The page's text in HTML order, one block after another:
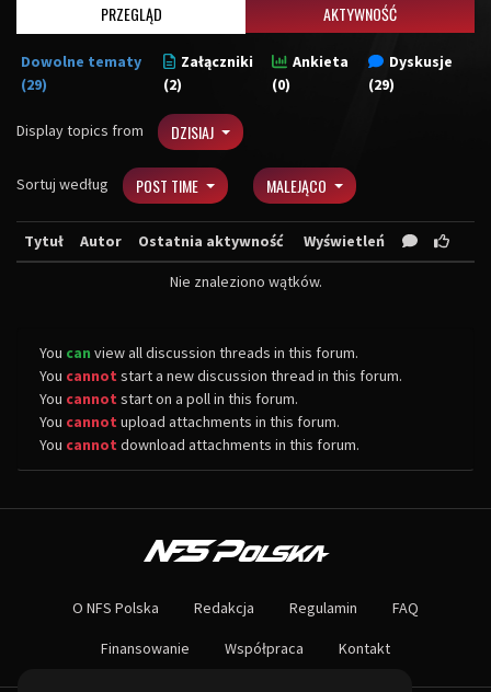
PRZEGLĄD AKTYWNOŚĆ
Dowolne tematy
(29)
Załączniki
(2)
Ankieta
(0)
Dyskusje
(29)
Display topics from DZISIAJ
Sortuj według POST TIME MALEJĄCO
Tytuł Autor Ostatnia aktywność Wyświetleń
Nie znaleziono wątków.
You can view all discussion threads in this forum.
You cannot start a new discussion thread in this forum.
You cannot start on a poll in this forum.
You cannot upload attachments in this forum.
You cannot download attachments in this forum.
Największa społeczność Need for Speed w Polsce! Znajdziesz u nas
Nie czekaj dłużej - wstąp do naszej społeczności! Czekamy na ciebie!
O NFS Polska Redakcja Regulamin FAQ
Finansowanie Współpraca Kontakt